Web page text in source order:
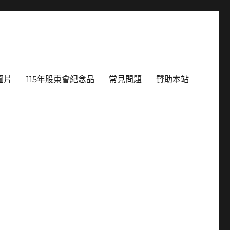
片 115年股東會紀念品 常見問題 贊助本站